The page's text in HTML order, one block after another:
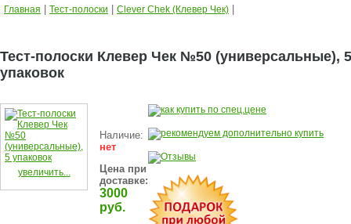
Главная Тест-полоски Clever Chek (Клевер Чек)
Тест-полоски Клевер Чек №50 (универсальные), 5
упаковок
увеличить...
Наличие:
нет
Цена при
доставке:
3000
руб.